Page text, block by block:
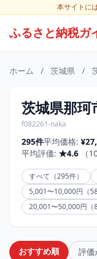
本サイトに
ふるさと納税ガ
ホーム / 茨城県 /
茨城県那珂
f082261-naka
295件平均価格:
平均評価: ★4.6 （
すべて（295件）
5,001〜10,000円（58
20,001〜50,000円（
おすすめ順 評価